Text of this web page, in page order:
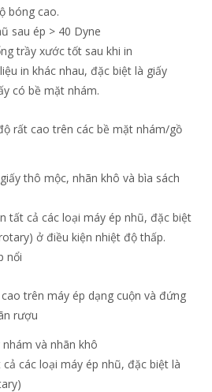
bóng cao.
sau ép > 40 Dyne
trầy xước tốt sau khi in
in khác nhau, đặc biệt là giấy
có bề mặt nhám.
rất cao trên các bề mặt nhám/gồ
thô mộc, nhãn khô và bìa sách
tất cả các loại máy ép nhũ, đặc biệt
ở điều kiện nhiệt độ thấp.
nổi
trên máy ép dạng cuộn và đứng
rượu
và nhãn khô
các loại máy ép nhũ, đặc biệt là